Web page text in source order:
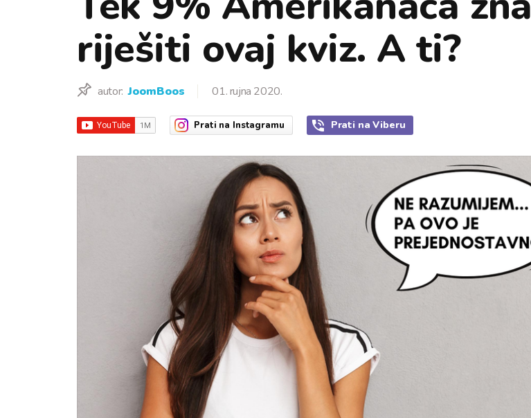
riješiti ovaj kviz. A ti?
autor: JoomBoos 01. rujna 2020.
Prati na Instagramu Prati na Viberu